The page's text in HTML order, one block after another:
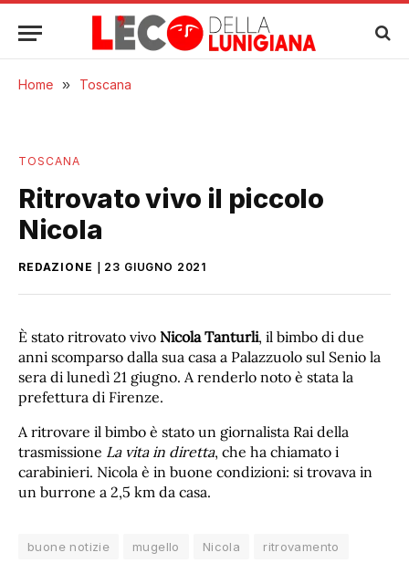
Home » Toscana
TOSCANA
Ritrovato vivo il piccolo
Nicola
REDAZIONE 23 GIUGNO 2021
È stato ritrovato vivo Nicola Tanturli, il bimbo di due
anni scomparso dalla sua casa a Palazzuolo sul Senio la
sera di lunedì 21 giugno. A renderlo noto è stata la
prefettura di Firenze.
A ritrovare il bimbo è stato un giornalista Rai della
trasmissione La vita in diretta, che ha chiamato i
carabinieri. Nicola è in buone condizioni: si trovava in
un burrone a 2,5 km da casa.
buone notizie mugello Nicola ritrovamento